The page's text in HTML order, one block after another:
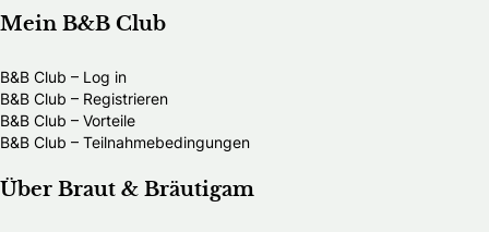
Mein B&B Club
B&B Club – Log in
B&B Club – Registrieren
B&B Club – Vorteile
B&B Club – Teilnahmebedingungen
Über Braut & Bräutigam